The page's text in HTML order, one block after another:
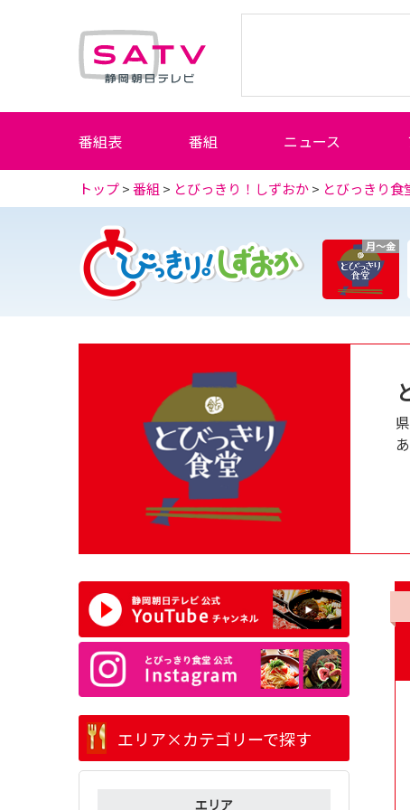
番組表 番組 ニュース
トップ>番組 > とびっきり！しずおか> とびっきり食
月～金
エリア×カテゴリーで探す
エリア